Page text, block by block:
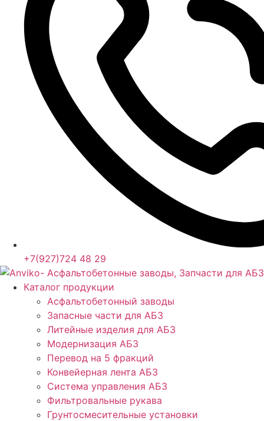
+7(927)724 48 29
Каталог продукции
Асфальтобетонный заводы
Запасные части для АБЗ
Литейные изделия для АБЗ
Модернизация АБЗ
Перевод на 5 фракций
Конвейерная лента АБЗ
Система управления АБЗ
Фильтровальные рукава
Грунтосмесительные установки